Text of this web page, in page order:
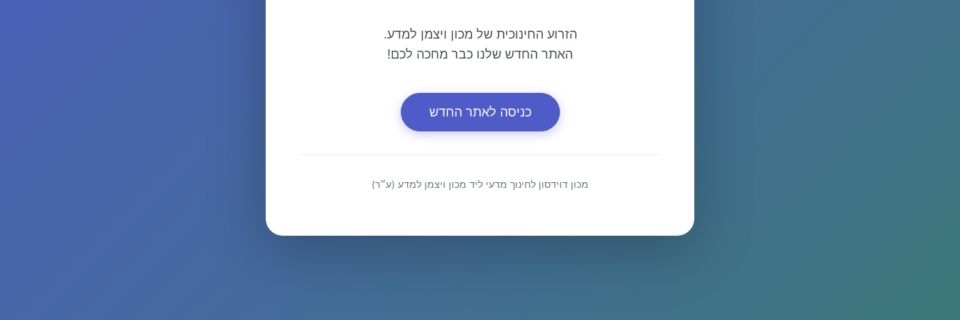
הזרוע החינוכית של מכון ויצמן למדע.
האתר החדש שלנו כבר מחכה לכם!
כניסה לאתר החדש
מכון דוידסון לחינוך מדעי ליד מכון ויצמן למדע (ע״ר)